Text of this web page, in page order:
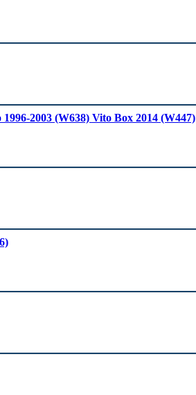
1996-2003 (W638) Vito Box 2014 (W447)